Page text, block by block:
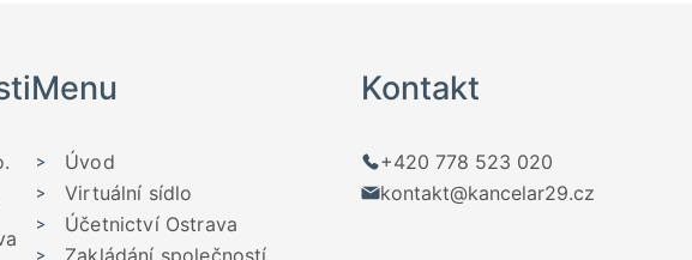
Menu
Úvod
Virtuální sídlo
Účetnictví Ostrava
Kontakt
+420 778 523 020
kontakt@kancelar29.cz